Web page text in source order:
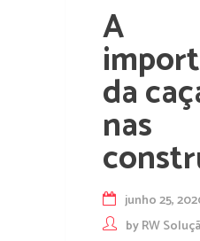
A
da
nas
junho 25,
byRW